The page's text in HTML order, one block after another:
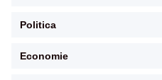
Politica
Economie